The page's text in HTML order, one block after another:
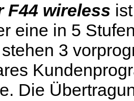
F44 wireless
eine in 5
3
Die